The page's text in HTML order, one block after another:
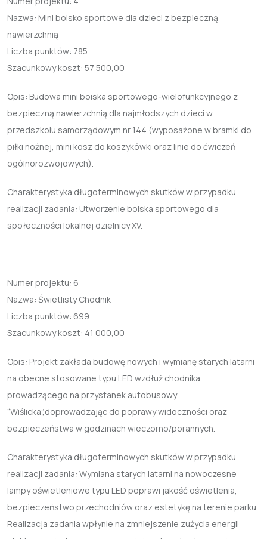
Nazwa: Mini boisko sportowe dla dzieci z bezpieczną
nawierzchnią
Liczba punktów: 785
Szacunkowy koszt: 57 500,00
Opis: Budowa mini boiska sportowego-wielofunkcyjnego z
bezpieczną nawierzchnią dla najmłodszych dzieci w
przedszkolu samorządowym nr 144 (wyposażone w bramki do
piłki nożnej, mini kosz do koszykówki oraz linie do ćwiczeń
ogólnorozwojowych).
Charakterystyka długoterminowych skutków w przypadku
realizacji zadania: Utworzenie boiska sportowego dla
społeczności lokalnej dzielnicy XV.
Numer projektu: 6
Nazwa: Świetlisty Chodnik
Liczba punktów: 699
Szacunkowy koszt: 41 000,00
Opis: Projekt zakłada budowę nowych i wymianę starych latarni
na obecne stosowane typu LED wzdłuż chodnika
prowadzącego na przystanek autobusowy
“Wiślicka”,doprowadzając do poprawy widoczności oraz
bezpieczeństwa w godzinach wieczorno/porannych.
Charakterystyka długoterminowych skutków w przypadku
realizacji zadania: Wymiana starych latarni na nowoczesne
lampy oświetleniowe typu LED poprawi jakość oświetlenia,
bezpieczeństwo przechodniów oraz estetykę na terenie parku.
Realizacja zadania wpłynie na zmniejszenie zużycia energii